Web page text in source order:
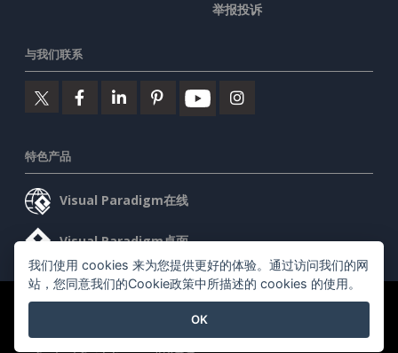
举报投诉
与我们联系
特色产品
Visual Paradigm在线
Visual Paradigm桌面
©2026 by Visual Paradigm. 版权所有。
我们使用 cookies 来为您提供更好的体验。通过访问我们的网
站，您同意我们的Cookie政策中所描述的 cookies 的使用。
OK